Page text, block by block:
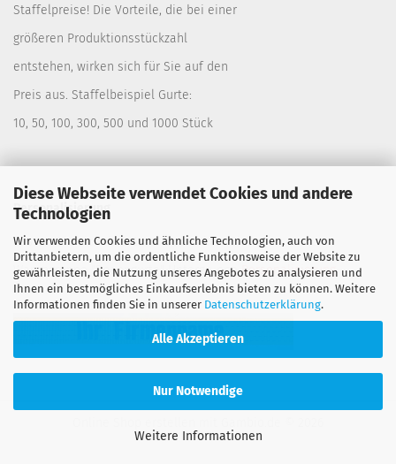
Diese Webseite verwendet Cookies und andere
Technologien
Wir verwenden Cookies und ähnliche Technologien, auch von
Drittanbietern, um die ordentliche Funktionsweise der Website zu
gewährleisten, die Nutzung unseres Angebotes zu analysieren und
Ihnen ein bestmögliches Einkaufserlebnis bieten zu können. Weitere
Informationen finden Sie in unserer Datenschutzerklärung.
Alle Akzeptieren
Nur Notwendige
Weitere Informationen
Staffelpreise! Die Vorteile, die bei einer
größeren Produktionsstückzahl
entstehen, wirken sich für Sie auf den
Preis aus. Staffelbeispiel Gurte:
10, 50, 100, 300, 500 und 1000 Stück
Personalisierung
Lassen Sie sich Ihre Gurte bedrucken. Siehe:
Warengruppe "Spanngurte" UntergruppePersonalisierung